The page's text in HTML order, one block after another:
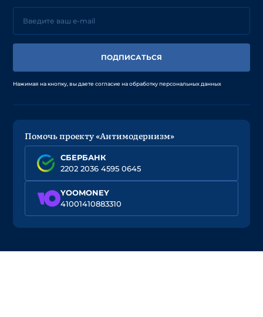
ПОДПИСАТЬСЯ
Нажимая на кнопку, вы даете согласие на обработку персональных данных
Помочь проекту «Антимодернизм»
СБЕРБАНК
2202 2036 4595 0645
YOOMONEY
41001410883310